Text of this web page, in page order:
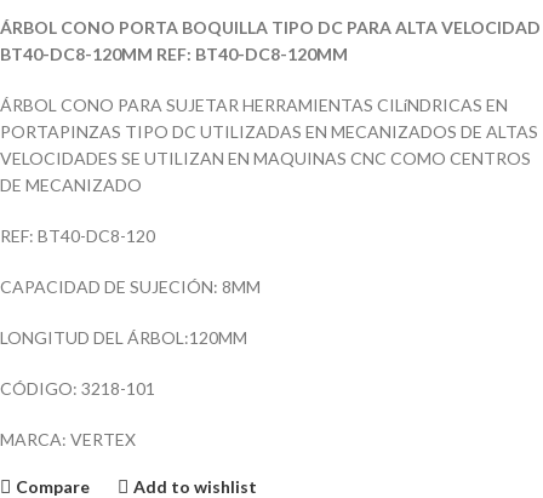
ÁRBOL CONO PORTA BOQUILLA TIPO DC PARA ALTA VELOCIDAD
BT40-DC8-120MM REF: BT40-DC8-120MM
ÁRBOL CONO PARA SUJETAR HERRAMIENTAS CILíNDRICAS EN
PORTAPINZAS TIPO DC UTILIZADAS EN MECANIZADOS DE ALTAS
VELOCIDADES SE UTILIZAN EN MAQUINAS CNC COMO CENTROS
DE MECANIZADO
REF: BT40-DC8-120
CAPACIDAD DE SUJECIÓN: 8MM
LONGITUD DEL ÁRBOL:120MM
CÓDIGO: 3218-101
MARCA: VERTEX
Compare Add to wishlist